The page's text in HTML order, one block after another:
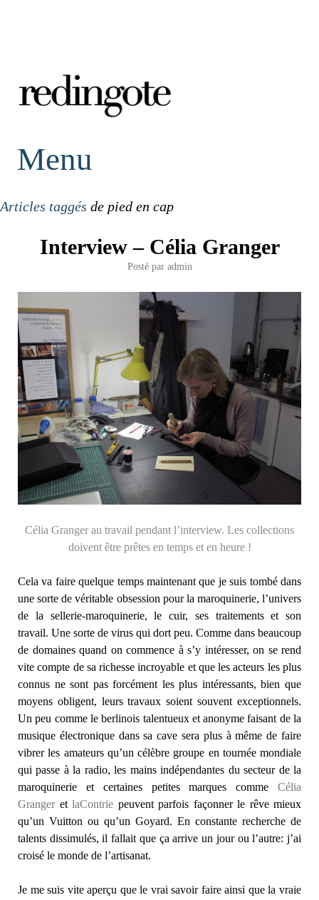
redingote.
Menu
Articles taggés de pied en cap
Interview – Célia Granger
Posté par admin
Célia Granger au travail pendant l’interview. Les collections
doivent être prêtes en temps et en heure !
Cela va faire quelque temps maintenant que je suis tombé dans
une sorte de véritable obsession pour la maroquinerie, l’univers
de la sellerie-maroquinerie, le cuir, ses traitements et son
travail. Une sorte de virus qui dort peu. Comme dans beaucoup
de domaines quand on commence à s’y intéresser, on se rend
vite compte de sa richesse incroyable et que les acteurs les plus
connus ne sont pas forcément les plus intéressants, bien que
moyens obligent, leurs travaux soient souvent exceptionnels.
Un peu comme le berlinois talentueux et anonyme faisant de la
musique électronique dans sa cave sera plus à même de faire
vibrer les amateurs qu’un célèbre groupe en tournée mondiale
qui passe à la radio, les mains indépendantes du secteur de la
maroquinerie et certaines petites marques comme Célia
Grangeret laContrie peuvent parfois façonner le rêve mieux
qu’un Vuitton ou qu’un Goyard. En constante recherche de
talents dissimulés, il fallait que ça arrive un jour ou l’autre: j’ai
croisé le monde de l’artisanat.
Je me suis vite aperçu que le vrai savoir faire ainsi que la vraie